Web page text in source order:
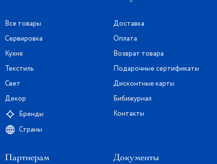
Все товары
Сервировка
Кухня
Текстиль
Свет
Декор
Бренды
Страны
Доставка
Оплата
Возврат товара
Подарочные сертификаты
Дисконтные карты
Бибижурнал
Контакты
Партнерам Документы